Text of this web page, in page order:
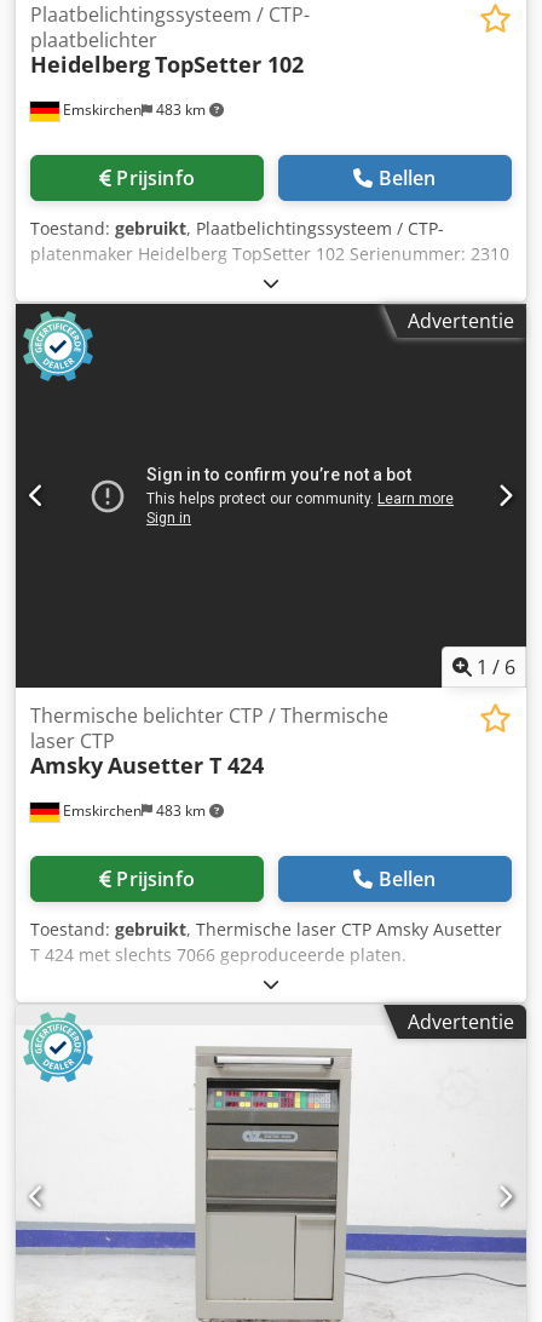
Emskirchen 483 km
Plaatbelichtingssysteem / CTP-
plaatbelichter
HeidelbergTopSetter 102
Prijsinfo Bellen
Toestand: gebruikt, Plaatbelichtingssysteem / CTP-
platenmaker Heidelberg TopSetter 102 Serienummer: 2310
Bouwjaar: 2001 Online video-inspectie via WhatsApp – MS
Zoom – Telegram Codpszgfvhefx Ai Djrf Op voorraad in
Emskirchen/Nürnberg – Direct beschikbaar – Test mogelijk
Advertentie
1 / 6
Emskirchen 483 km
Thermische belichter CTP / Thermische
laser CTP
AmskyAusetter T 424
Prijsinfo Bellen
Toestand: gebruikt, Thermische laser CTP Amsky Ausetter
T 424 met slechts 7066 geproduceerde platen.
Advertentie